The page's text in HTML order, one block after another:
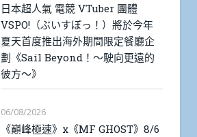
日本超人氣 電競 VTuber 團體
VSPO!（ぶいすぽっ！）將於今年
夏天首度推出海外期間限定餐廳企
劃《Sail Beyond！～駛向更遠的
彼方～》
06/08/2026
《巔峰極速》x《MF GHOST》8/6